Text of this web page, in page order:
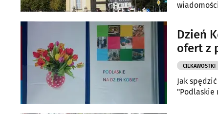
Dzień
ofert z
CIEKAWOSTKI
Jak
"Podlaskie